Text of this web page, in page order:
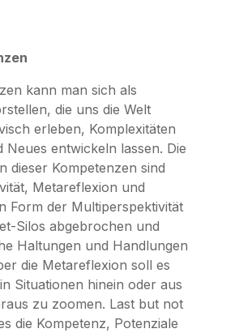
kann man sich als
die uns die Welt
erleben, Komplexitäten
Neues entwickeln lassen. Die
dieser Kompetenzen sind
Metareflexion und
Form der Multiperspektivität
Silos abgebrochen und
Haltungen und Handlungen
die Metareflexion soll es
Situationen hinein oder aus
zu zoomen. Last but not
die Kompetenz, Potenziale